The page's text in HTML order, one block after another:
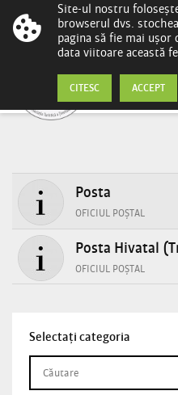
Oficiul Poștal
Posta
OFICIUL POȘTAL
Posta Hivatal
OFICIUL POȘTAL
Selectați categoria
Site-ul nostru
browserul dvs.
pagina să fie mai
data viitoare această
CITESC ACCEPT